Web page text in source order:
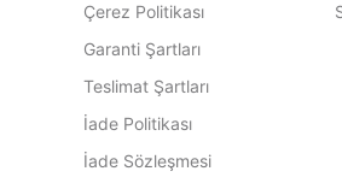
Çerez Politikası
Garanti Şartları
Teslimat Şartları
İade Politikası
İade Sözleşmesi